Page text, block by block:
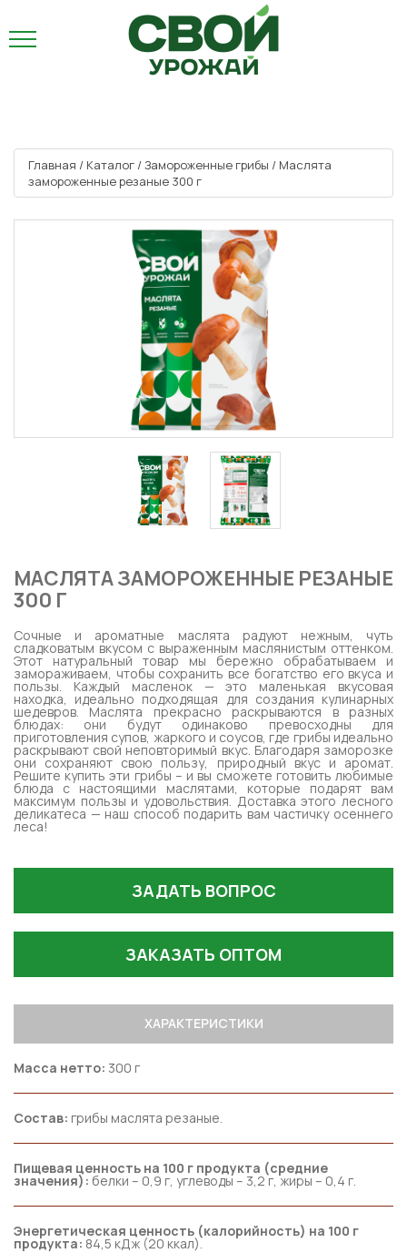
Главная / Каталог / Замороженные грибы / Маслята
замороженные резаные 300 г
МАСЛЯТА ЗАМОРОЖЕННЫЕ РЕЗАНЫЕ
300 Г
Сочные и ароматные маслята радуют нежным, чуть
сладковатым вкусом с выраженным маслянистым оттенком.
Этот натуральный товар мы бережно обрабатываем и
замораживаем, чтобы сохранить все богатство его вкуса и
пользы. Каждый масленок — это маленькая вкусовая
находка, идеально подходящая для создания кулинарных
шедевров. Маслята прекрасно раскрываются в разных
блюдах: они будут одинаково превосходны для
приготовления супов, жаркого и соусов, где грибы идеально
раскрывают свой неповторимый вкус. Благодаря заморозке
они сохраняют свою пользу, природный вкус и аромат.
Решите купить эти грибы – и вы сможете готовить любимые
блюда с настоящими маслятами, которые подарят вам
максимум пользы и удовольствия. Доставка этого лесного
деликатеса — наш способ подарить вам частичку осеннего
леса!
ЗАДАТЬ ВОПРОС
ЗАКАЗАТЬ ОПТОМ
ХАРАКТЕРИСТИКИ
Масса нетто: 300 г
Состав: грибы маслята резаные.
Пищевая ценность на 100 г продукта (средние
значения): белки – 0,9 г, углеводы – 3,2 г, жиры – 0,4 г.
Энергетическая ценность (калорийность) на 100 г
продукта: 84,5 кДж (20 ккал).